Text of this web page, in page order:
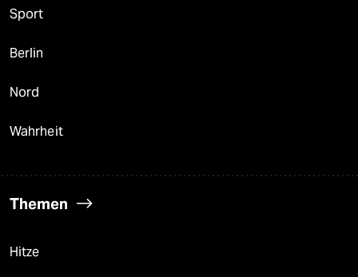
Sport
Berlin
Nord
Wahrheit
Themen
Hitze